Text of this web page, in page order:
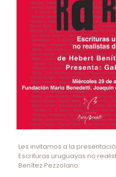
Les invitamos a la
Escrituras uruguayas no
Benítez Pezzolano.